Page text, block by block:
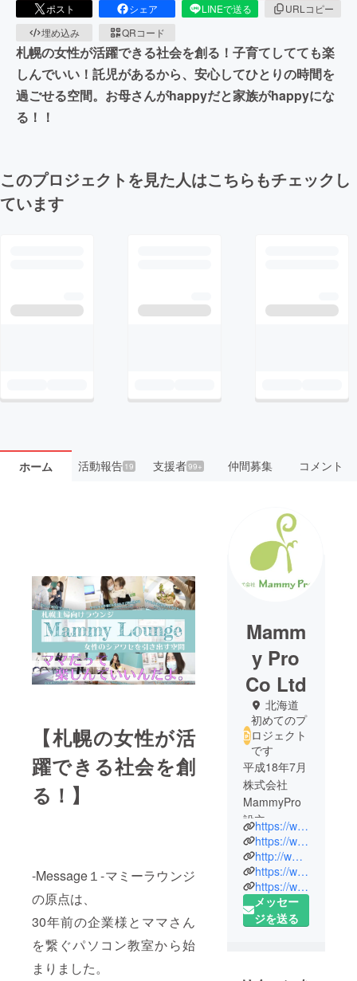
ポスト シェア LINEで送る
URLコピー
埋め込み
QRコード
札幌の女性が活躍できる社会を創る！子育てしてても楽
しんでいい！託児があるから、安心してひとりの時間を
過ごせる空間。お母さんがhappyだと家族がhappyにな
る！！
このプロジェクトを見た人はこちらもチェックし
ています
ホーム 活動報告19 支援者99+ 仲間募集 コメント
【札幌の女性が活
躍できる社会を創
る！】
-Message１-マミーラウンジ
の原点は、
30年前の企業様とママさん
を繋ぐパソコン教室から始
まりました。
Mamm
y Pro
Co Ltd
北海道
初めてのプ
ロジェクト
です
平成18年7月
株式会社
MammyPro
設立。
同年9月北海
道育児情報
サイト「マ
マNavi」を
立ち上げ、
札幌市内30
主婦が登録
https://www.mamanavi.tv/
https://www.mamanavi.tv/company/about?hsLang=ja
http://www.mamasuma.jp/
https://www.instagram.com/mammypro/?hl=ja
https://www.facebook.com/mamanavi
メッセー
ジを送る